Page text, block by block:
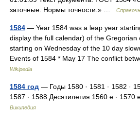
заточные. Нормы точности.» …
1584 — Year 1584 was a leap year
display the full calendar) of the
starting on Wednesday of the 10 day
Events of 1584 * May 17 The conflict
Wikipedia
1584 год — Годы 1580 · 1581 · 1582 ·
1587 · 1588 Десятилетия 1560 е ·
Википедия